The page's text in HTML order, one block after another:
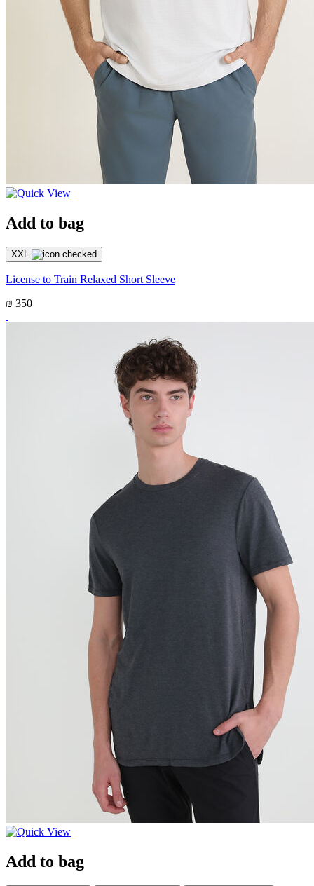
Add to bag
XXL
License to Train Relaxed Short Sleeve
₪ 350
Add to bag